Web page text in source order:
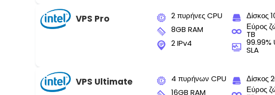
VPS Pro
2 πυρήνες CPU
8GB RAM
2 IPv4
Δίσκος
Εύρος
TB
99.99%
SLA
VPS Ultimate
4 πυρήνων CPU
16GB RAM
Δίσκος
Εύρος